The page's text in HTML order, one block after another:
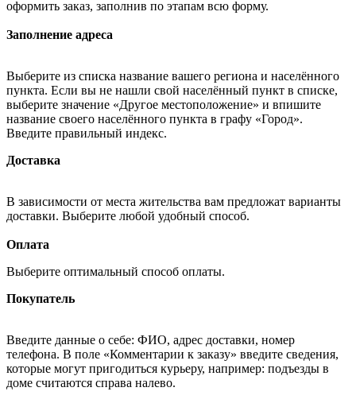
оформить заказ, заполнив по этапам всю форму.
Заполнение адреса
Выберите из списка название вашего региона и населённого
пункта. Если вы не нашли свой населённый пункт в списке,
выберите значение «Другое местоположение» и впишите
название своего населённого пункта в графу «Город».
Введите правильный индекс.
Доставка
В зависимости от места жительства вам предложат варианты
доставки. Выберите любой удобный способ.
Оплата
Выберите оптимальный способ оплаты.
Покупатель
Введите данные о себе: ФИО, адрес доставки, номер
телефона. В поле «Комментарии к заказу» введите сведения,
которые могут пригодиться курьеру, например: подъезды в
доме считаются справа налево.